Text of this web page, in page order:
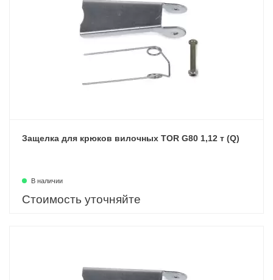
Защелка для крюков вилочных TOR G80 1,12 т (Q)
В наличии
Стоимость уточняйте